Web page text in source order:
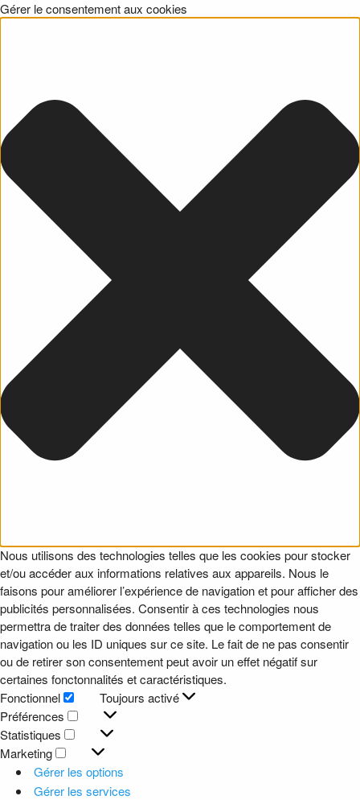
Gérer le consentement aux cookies
Nous utilisons des technologies telles que les cookies pour stocker
et/ou accéder aux informations relatives aux appareils. Nous le
faisons pour améliorer l’expérience de navigation et pour afficher des
publicités personnalisées. Consentir à ces technologies nous
permettra de traiter des données telles que le comportement de
navigation ou les ID uniques sur ce site. Le fait de ne pas consentir
ou de retirer son consentement peut avoir un effet négatif sur
certaines fonctonnalités et caractéristiques.
Fonctionnel
Fonctionnel
Toujours activé
Préférences
Préférences
Statistiques
Statistiques
Marketing
Marketing
Gérer les options
Gérer les services